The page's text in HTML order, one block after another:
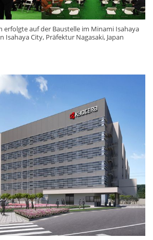
erfolgte auf der Baustelle im Minami Isahaya
Isahaya City, Präfektur Nagasaki, Japan